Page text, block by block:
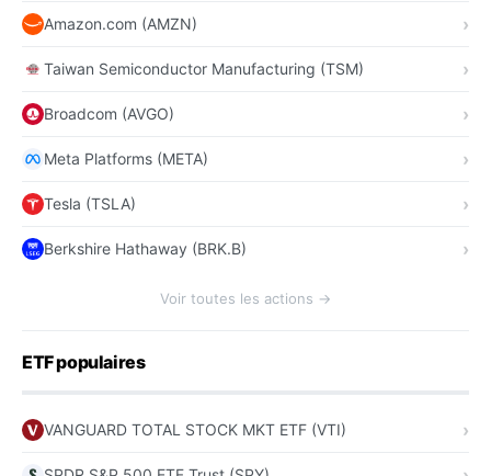
Amazon.com (AMZN)
Taiwan Semiconductor Manufacturing (TSM)
Broadcom (AVGO)
Meta Platforms (META)
Tesla (TSLA)
Berkshire Hathaway (BRK.B)
Voir toutes les actions →
ETF populaires
VANGUARD TOTAL STOCK MKT ETF (VTI)